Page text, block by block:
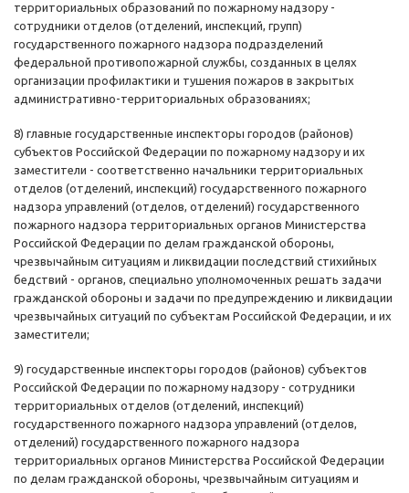
территориальных образований по пожарному надзору -
сотрудники отделов (отделений, инспекций, групп)
государственного пожарного надзора подразделений
федеральной противопожарной службы, созданных в целях
организации профилактики и тушения пожаров в закрытых
административно-территориальных образованиях;
8) главные государственные инспекторы городов (районов)
субъектов Российской Федерации по пожарному надзору и их
заместители - соответственно начальники территориальных
отделов (отделений, инспекций) государственного пожарного
надзора управлений (отделов, отделений) государственного
пожарного надзора территориальных органов Министерства
Российской Федерации по делам гражданской обороны,
чрезвычайным ситуациям и ликвидации последствий стихийных
бедствий - органов, специально уполномоченных решать задачи
гражданской обороны и задачи по предупреждению и ликвидации
чрезвычайных ситуаций по субъектам Российской Федерации, и их
заместители;
9) государственные инспекторы городов (районов) субъектов
Российской Федерации по пожарному надзору - сотрудники
территориальных отделов (отделений, инспекций)
государственного пожарного надзора управлений (отделов,
отделений) государственного пожарного надзора
территориальных органов Министерства Российской Федерации
по делам гражданской обороны, чрезвычайным ситуациям и